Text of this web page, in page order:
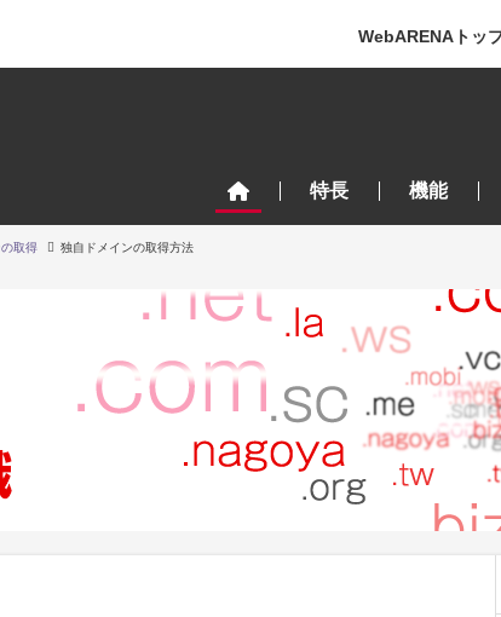
WebARENAトッ
特長 機能
の取得 独自ドメインの取得方法